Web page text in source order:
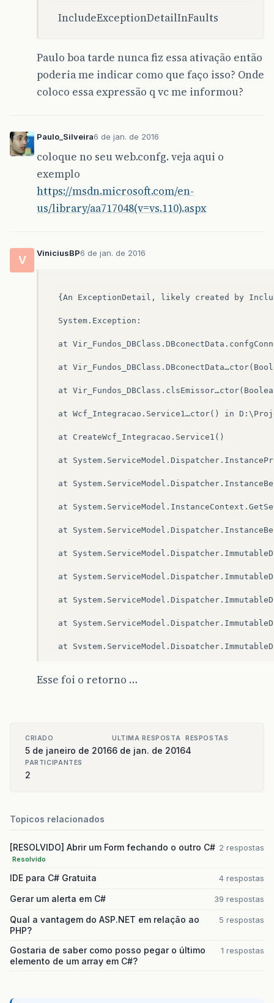
IncludeExceptionDetailInFaults
Paulo boa tarde nunca fiz essa ativação então
poderia me indicar como que faço isso? Onde
coloco essa expressão q vc me informou?
Paulo_Silveira6 de jan. de 2016
coloque no seu web.confg. veja aqui o
exemplo
https://msdn.microsoft.com/en-
us/library/aa717048(v=vs.110).aspx
V
ViniciusBP6 de jan. de 2016
{An ExceptionDetail, likely created by
System.Exception:
at
at
at
at Wcf_Integracao.Service1…ctor() in
at CreateWcf_Integracao.Service1()
at
at
at
at
at
at
at
at
at
Esse foi o retorno …
CRIADO
5 de janeiro de 2016
ULTIMA RESPOSTA
6 de jan. de 2016
RESPOSTAS
4
PARTICIPANTES
2
Topicos relacionados
[RESOLVIDO] Abrir um Form fechando o outro C#
Resolvido
2 respostas
IDE para C# Gratuita 4 respostas
Gerar um alerta em C# 39 respostas
Qual a vantagem do ASP.NET em relação ao
PHP?
5 respostas
Gostaria de saber como posso pegar o último
elemento de um array em C#?
1 respostas